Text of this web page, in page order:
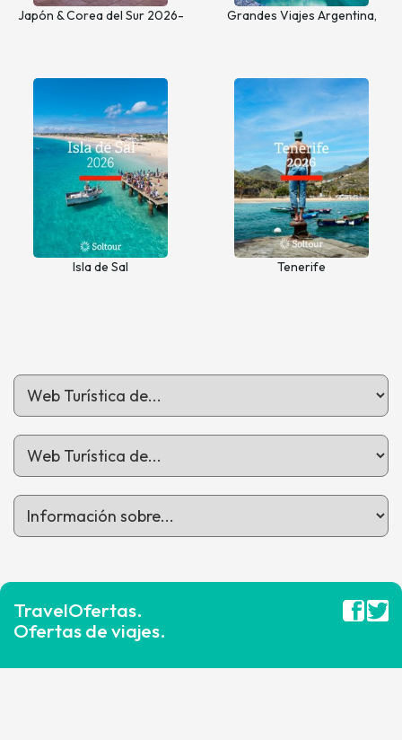
Japón & Corea del Sur 2026-
Grandes Viajes Argentina,
Isla de Sal Tenerife
TravelOfertas.
Ofertas de viajes.